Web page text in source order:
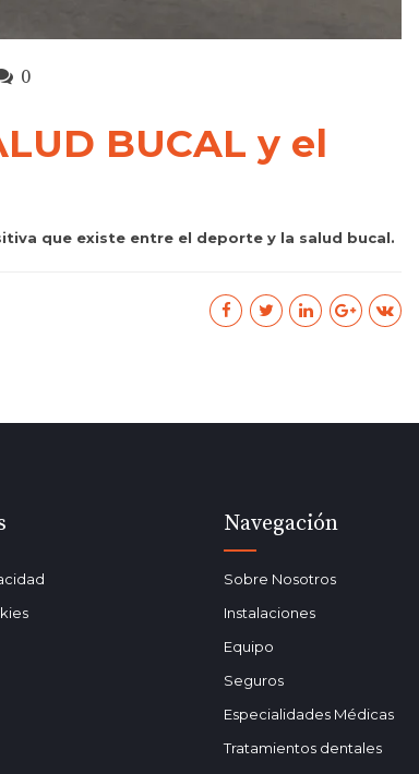
0
BUCAL y el
que existe entre el deporte y la salud bucal.
Navegación
Sobre Nosotros
Instalaciones
Equipo
Seguros
Especialidades Médicas
Tratamientos dentales